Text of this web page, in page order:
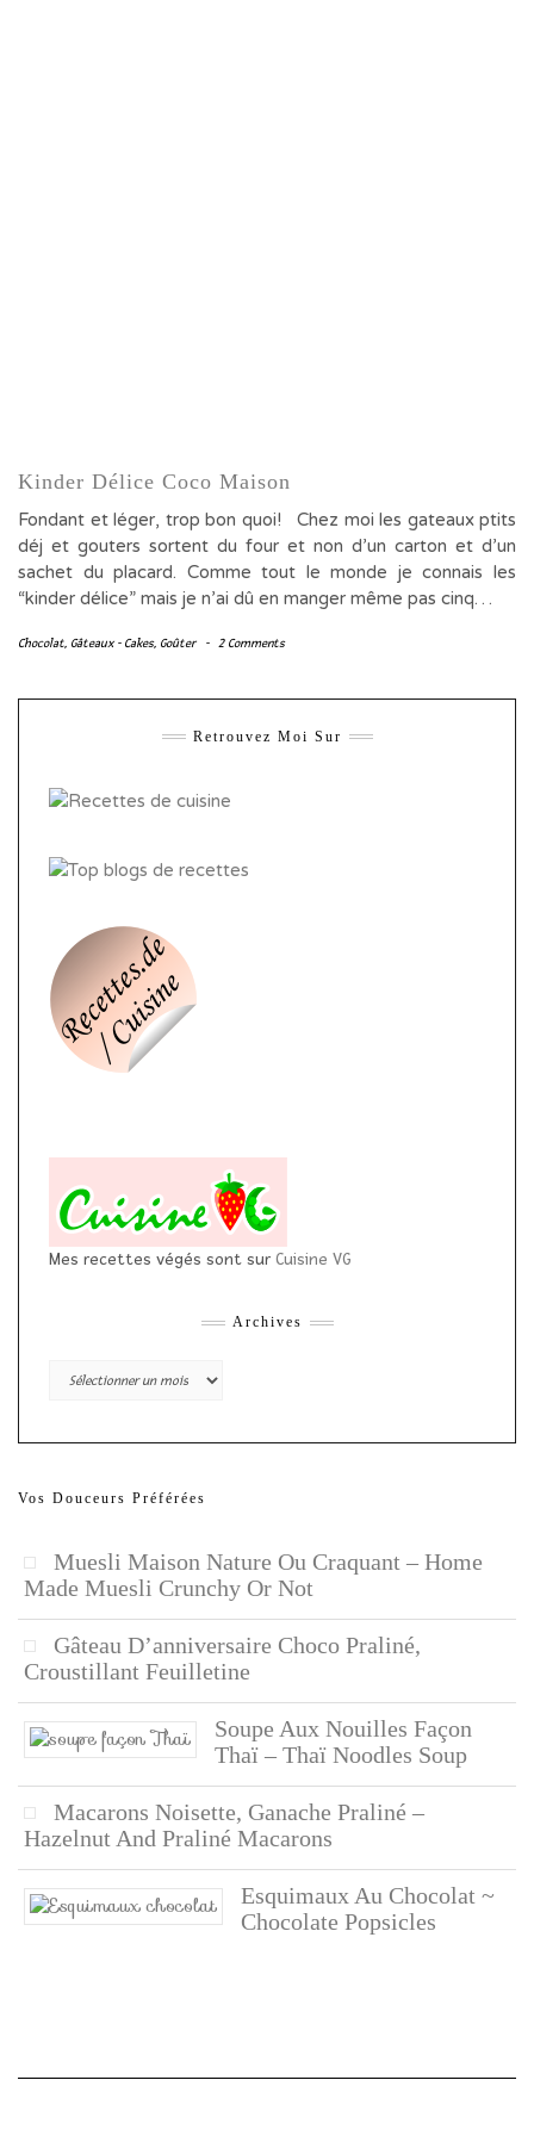
Kinder Délice Coco Maison
Fondant et léger, trop bon quoi! Chez moi les gateaux ptits
déj et gouters sortent du four et non d’un carton et d’un
sachet du placard. Comme tout le monde je connais les
“kinder délice” mais je n’ai dû en manger même pas cinq…
Chocolat, Gâteaux - Cakes, Goûter - 2 Comments
Retrouvez Moi Sur
Mes recettes végés sont sur Cuisine VG
Archives
Archives
Vos Douceurs Préférées
Muesli Maison Nature Ou Craquant – Home
Made Muesli Crunchy Or Not
Gâteau D’anniversaire Choco Praliné,
Croustillant Feuilletine
Soupe Aux Nouilles Façon
Thaï – Thaï Noodles Soup
Macarons Noisette, Ganache Praliné –
Hazelnut And Praliné Macarons
Esquimaux Au Chocolat ~
Chocolate Popsicles